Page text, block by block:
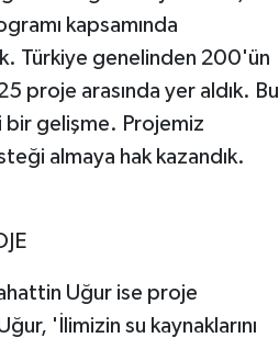
kapsamında
Türkiye genelinden 200'ün
proje arasında yer aldık. Bu
bir gelişme. Projemiz
almaya hak kazandık.
Uğur ise proje
'İlimizin su kaynaklarını